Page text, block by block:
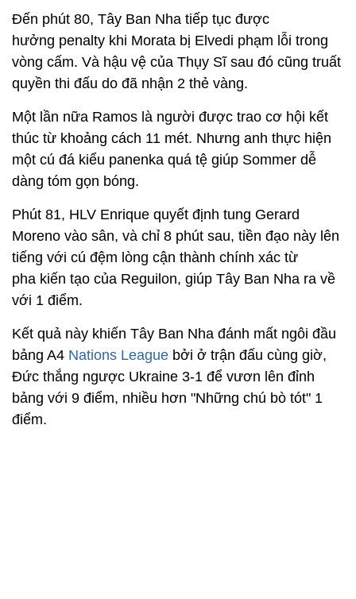
Đến phút 80, Tây Ban Nha tiếp tục được
hưởng penalty khi Morata bị Elvedi phạm lỗi trong
vòng cấm. Và hậu vệ của Thụy Sĩ sau đó cũng truất
quyền thi đấu do đã nhận 2 thẻ vàng.
Một lần nữa Ramos là người được trao cơ hội kết
thúc từ khoảng cách 11 mét. Nhưng anh thực hiện
một cú đá kiểu panenka quá tệ giúp Sommer dễ
dàng tóm gọn bóng.
Phút 81, HLV Enrique quyết định tung Gerard
Moreno vào sân, và chỉ 8 phút sau, tiền đạo này lên
tiếng với cú đệm lòng cận thành chính xác từ
pha kiến tạo của Reguilon, giúp Tây Ban Nha ra về
với 1 điểm.
Kết quả này khiến Tây Ban Nha đánh mất ngôi đầu
bảng A4 Nations League bởi ở trận đấu cùng giờ,
Đức thắng ngược Ukraine 3-1 để vươn lên đỉnh
bảng với 9 điểm, nhiều hơn "Những chú bò tót" 1
điểm.